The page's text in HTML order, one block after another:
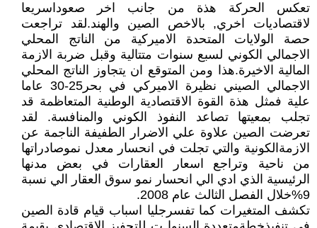
تعكس الحركة هذة من جانب اخر صعوداسريعا
لاقتصاديات اخري, بالاخص الصين والهند.لقد تراجعت
حصة الولايات المتحدة الاميركية من الناتج المحلي
الاجمالي الكوني لسبع سنوات متتالية وقبل ضربة الازمة
المالية الاخيرة.هذا ومن المتوقع ان يتجاوز الناتج المحلي
الاجمالي الصيني نظيرة الاميركي في بحر25-30 عاما
علية فمثل هذة القوة الاقتصادية الوطنية المتعاظمة قد
تجلب بمعيتها تصاعد النفوذ الكوني والمنافسة. لقد
تعرضت الصين علاوة علي الاضرار الطفيفة الناجمة عن
الازمةالكونية والتي تجلت في انحسار معدل نموصادراتها
من ناحية وتراجع اسعار العقارات في بعض مدنها
الرئيسية الذي ادي الي انحسار نمو سوق العقار الي نسبة
9%خلال الفصل الثالث عام 2008.
تكشف المتغيرات كما تفسرجليا اسباب قيام قادة الصين